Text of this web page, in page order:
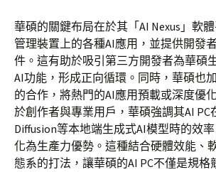
華碩的關鍵布局在於其「AI Nexus」軟
管理裝置上的各種AI應用，並提供開發
件。這有助於吸引第三方開發者為華碩
AI功能，形成正向循環。同時，華碩也
的合作，將熱門的AI應用預載或深度優
於創作者與專業用戶，華碩強調其AI PC
Diffusion等本地端生成式AI模型時的效
化為生產力優勢。這種結合硬體效能、
態系的打法，讓華碩的AI PC不僅是規